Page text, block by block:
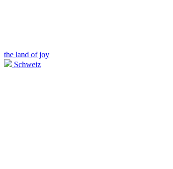
the land of joy
Schweiz